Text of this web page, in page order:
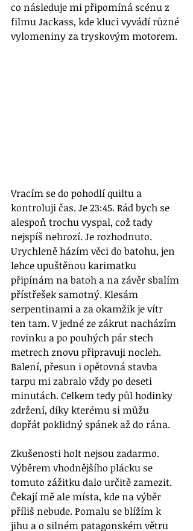
co následuje mi připomíná scénu z
filmu Jackass, kde kluci vyvádí různé
vylomeniny za tryskovým motorem.
Vracím se do pohodlí quiltu a
kontroluji čas. Je 23:45. Rád bych se
alespoň trochu vyspal, což tady
nejspíš nehrozí. Je rozhodnuto.
Urychleně házím věci do batohu, jen
lehce upuštěnou karimatku
připínám na batoh a na závěr sbalím
přístřešek samotný. Klesám
serpentinami a za okamžik je vítr
ten tam. V jedné ze zákrut nacházím
rovinku a po pouhých pár stech
metrech znovu připravuji nocleh.
Balení, přesun i opětovná stavba
tarpu mi zabralo vždy po deseti
minutách. Celkem tedy půl hodinky
zdržení, díky kterému si můžu
dopřát poklidný spánek až do rána.
Zkušenosti holt nejsou zadarmo.
Výběrem vhodnějšího plácku se
tomuto zážitku dalo určitě zamezit.
Čekají mě ale místa, kde na výběr
příliš nebude. Pomalu se blížím k
jihu a o silném patagonském větru